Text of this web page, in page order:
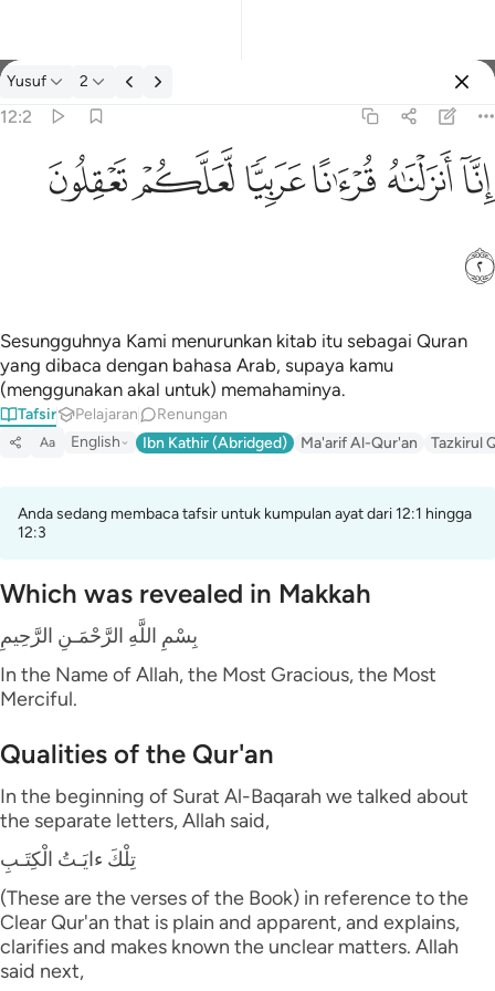
Tafsir: Yusuf 12:2
Yusuf 2
12:2
انا انزلناه قرانا عربيا لعلكم تعقلون ٢
إِنَّآ أَنزَلْنَـٰهُ قُرْءَٰنًا عَرَبِيًّۭا لَّعَلَّكُمْ تَعْقِلُونَ ٢
ﲙﲚﲛﲜﲝﲞ
ﲟ
Sesungguhnya Kami menurunkan kitab itu sebagai Quran
yang dibaca dengan bahasa Arab, supaya kamu
(menggunakan akal untuk) memahaminya.
Tafsir Pelajaran Renungan
Aa English Ibn Kathir (Abridged) Ma'arif Al-Qur'an Tazkirul
Anda sedang membaca tafsir untuk kumpulan ayat dari 12:1 hingga
12:3
Which was revealed in Makkah
بِسْمِ اللَّهِ الرَّحْمَـنِ الرَّحِيمِ
In the Name of Allah, the Most Gracious, the Most
Merciful.
Qualities of the Qur'an
In the beginning of Surat Al-Baqarah we talked about
the separate letters, Allah said,
تِلْكَ ءايَـتُ الْكِتَـبِ
(These are the verses of the Book) in reference to the
Clear Qur'an that is plain and apparent, and explains,
clarifies and makes known the unclear matters. Allah
said next,